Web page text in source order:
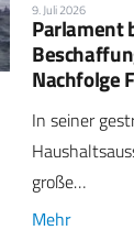
9. Juli 2026
Parlament
Nachfolge
In seiner
große…
Mehr